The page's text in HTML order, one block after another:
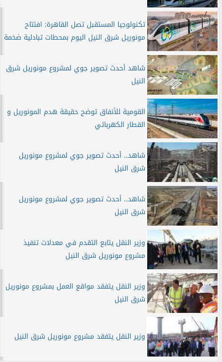
تكنولوجيا المستقبل تصل القاهرة: افتتاح
مونوريل شرق النيل اليوم بمحطات تبادلية ضخمة
شاهد أحدث تصوير جوي لمشروع مونوريل شرق
النيل
القومية للأنفاق توضح حقيقة هدم المونوريل و
القطار الكهربائي
شاهد.. أحدث تصوير جوي لمشروع مونوريل
شرق النيل
شاهد.. أحدث تصوير جوي لمشروع مونوريل
شرق النيل
وزير النقل يتابع التقدم في معدلات تنفيذ
مشروع مونوريل شرق النيل
وزير النقل يتفقد مواقع العمل بمشروع مونوريل
شرق النيل
وزير النقل يتفقد مشروع مونوريل شرق النيل